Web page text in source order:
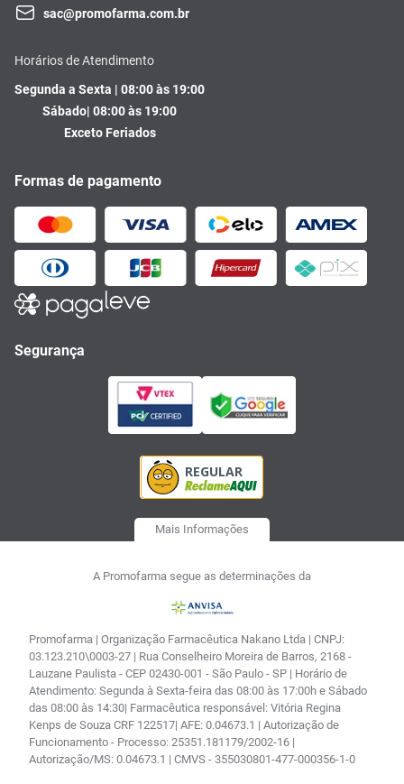
sac@promofarma.com.br
Horários de Atendimento
Segunda a Sexta | 08:00 às 19:00
Sábado| 08:00 às 19:00
Exceto Feriados
Formas de pagamento
Segurança
Mais Informações
A Promofarma segue as determinações da
Promofarma | Organização Farmacêutica Nakano Ltda | CNPJ:
03.123.210\0003-27 | Rua Conselheiro Moreira de Barros, 2168 -
Lauzane Paulista - CEP 02430-001 - São Paulo - SP | Horário de
Atendimento: Segunda à Sexta-feira das 08:00 às 17:00h e Sábado
das 08:00 às 14:30| Farmacêutica responsável: Vitória Regina
Kenps de Souza CRF 122517| AFE: 0.04673.1 | Autorização de
Funcionamento - Processo: 25351.181179/2002-16 |
Autorização/MS: 0.04673.1 | CMVS - 355030801-477-000356-1-0